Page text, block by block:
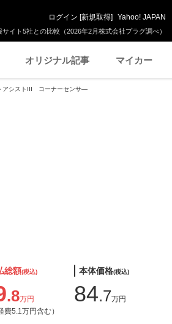
イト5社との比較（2026年2月株式会社プラグ調べ）
ログイン [新規取得] Yahoo! JAPAN
オリジナル記事 マイカー
アシストIII コーナーセンサ―
総額(税込)
.8万円
費5.1万円含む）
本体価格(税込)
84.7万円